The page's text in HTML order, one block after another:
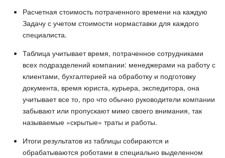
Расчетная стоимость потраченного времени на каждую
Задачу с учетом стоимости нормаставки для каждого
специалиста.
Таблица учитывает время, потраченное сотрудниками
всех подразделений компании: менеджерами на работу с
клиентами, бухгалтерией на обработку и подготовку
документа, время юриста, курьера, экспедитора, она
учитывает все то, про что обычно руководители компании
забывают или пропускают мимо своего внимания, так
называемые «скрытые» траты и работы.
Итоги результатов из таблицы собираются и
обрабатываются роботами в специально выделенном